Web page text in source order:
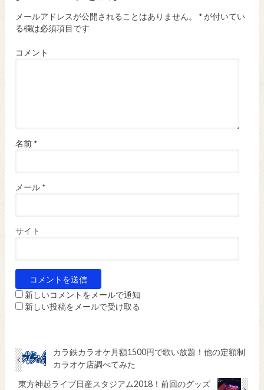
メールアドレスが公開されることはありません。 *が付いてい
る欄は必須項目です
コメント
名前 *
メール *
サイト
新しいコメントをメールで通知
新しい投稿をメールで受け取る
カラ鉄カラオケ月額1500円で歌い放題！他の定額制
カラオケ店調べてみた
東方神起ライブ日産スタジアム2018！前回のグッズ